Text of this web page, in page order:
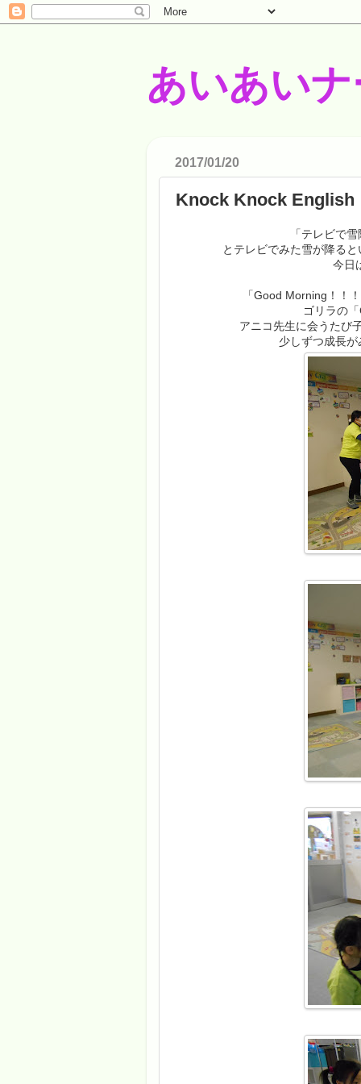
あいあい
2017/01/20
Knock Knock English
「テレビで
とテレビでみた雪が降る
今日
「Good Morning！！
ゴリラの
アニコ先生に会うたび
少しずつ成長